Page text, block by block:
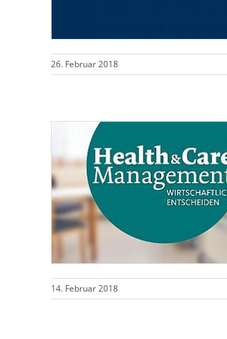
26. Februar 2018
14. Februar 2018